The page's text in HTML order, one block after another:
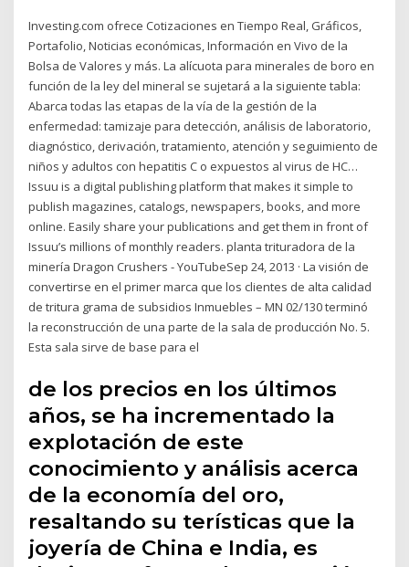
Investing.com ofrece Cotizaciones en Tiempo Real, Gráficos,
Portafolio, Noticias económicas, Información en Vivo de la
Bolsa de Valores y más. La alícuota para minerales de boro en
función de la ley del mineral se sujetará a la siguiente tabla:
Abarca todas las etapas de la vía de la gestión de la
enfermedad: tamizaje para detección, análisis de laboratorio,
diagnóstico, derivación, tratamiento, atención y seguimiento de
niños y adultos con hepatitis C o expuestos al virus de HC…
Issuu is a digital publishing platform that makes it simple to
publish magazines, catalogs, newspapers, books, and more
online. Easily share your publications and get them in front of
Issuu’s millions of monthly readers. planta trituradora de la
minería Dragon Crushers - YouTubeSep 24, 2013 · La visión de
convertirse en el primer marca que los clientes de alta calidad
de tritura grama de subsidios Inmuebles – MN 02/130 terminó
la reconstrucción de una parte de la sala de producción No. 5.
Esta sala sirve de base para el
de los precios en los últimos
años, se ha incrementado la
explotación de este
conocimiento y análisis acerca
de la economía del oro,
resaltando su terísticas que la
joyería de China e India, es